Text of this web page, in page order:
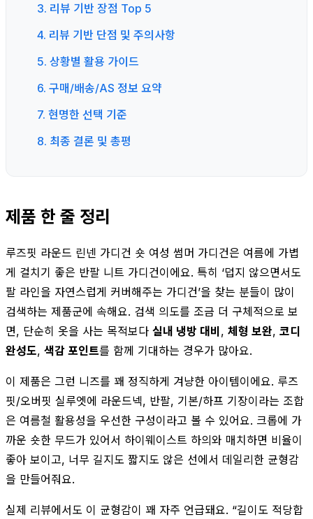
3. 리뷰 기반 장점 Top 5
4. 리뷰 기반 단점 및 주의사항
5. 상황별 활용 가이드
6. 구매/배송/AS 정보 요약
7. 현명한 선택 기준
8. 최종 결론 및 총평
제품 한 줄 정리
루즈핏 라운드 린넨 가디건 숏 여성 썸머 가디건은 여름에 가볍
게 걸치기 좋은 반팔 니트 가디건이에요. 특히 ‘덥지 않으면서도
팔 라인을 자연스럽게 커버해주는 가디건’을 찾는 분들이 많이
검색하는 제품군에 속해요. 검색 의도를 조금 더 구체적으로 보
면, 단순히 옷을 사는 목적보다 실내 냉방 대비, 체형 보완, 코디
완성도, 색감 포인트를 함께 기대하는 경우가 많아요.
이 제품은 그런 니즈를 꽤 정직하게 겨냥한 아이템이에요. 루즈
핏/오버핏 실루엣에 라운드넥, 반팔, 기본/하프 기장이라는 조합
은 여름철 활용성을 우선한 구성이라고 볼 수 있어요. 크롭에 가
까운 숏한 무드가 있어서 하이웨이스트 하의와 매치하면 비율이
좋아 보이고, 너무 길지도 짧지도 않은 선에서 데일리한 균형감
을 만들어줘요.
실제 리뷰에서도 이 균형감이 꽤 자주 언급돼요. “길이도 적당합